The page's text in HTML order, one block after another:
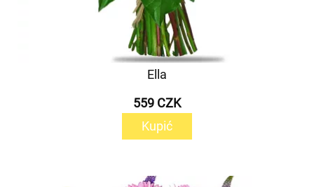
Ella
559 CZK
Kupić